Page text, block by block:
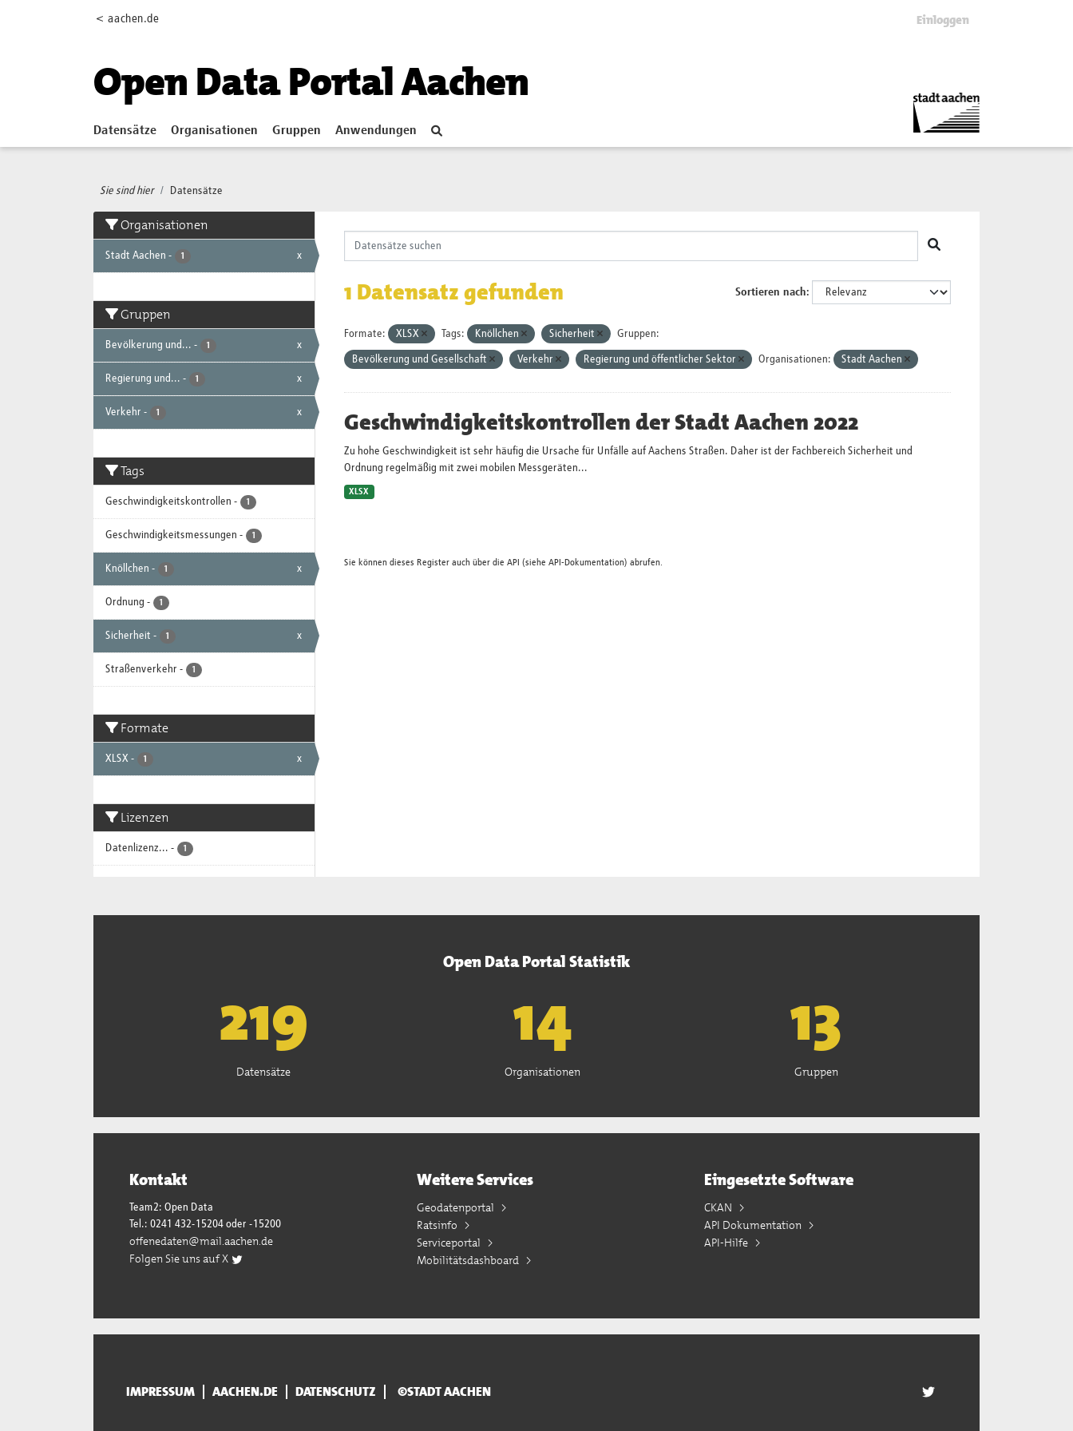
< aachen.de Einloggen
Open Data Portal Aachen
Datensätze Organisationen Gruppen Anwendungen
Sie sind hier Datensätze
Organisationen
Stadt Aachen - 1 x
Gruppen
Bevölkerung und... - 1 x
Regierung und... - 1 x
Verkehr - 1 x
Tags
Geschwindigkeitskontrollen - 1
Geschwindigkeitsmessungen - 1
Knöllchen - 1 x
Ordnung - 1
Sicherheit - 1 x
Straßenverkehr - 1
Formate
XLSX - 1 x
Lizenzen
Datenlizenz... - 1
Sortieren nach
1 Datensatz gefunden
Formate: XLSX Tags: Knöllchen Sicherheit Gruppen:
Bevölkerung und Gesellschaft Verkehr Regierung und öffentlicher Sektor Organisationen: Stadt Aachen
Geschwindigkeitskontrollen der Stadt Aachen 2022
Zu hohe Geschwindigkeit ist sehr häufig die Ursache für Unfälle auf Aachens Straßen. Daher ist der Fachbereich Sicherheit und
Ordnung regelmäßig mit zwei mobilen Messgeräten...
XLSX
Sie können dieses Register auch über die API (siehe API-Dokumentation) abrufen.
Open Data Portal Statistik
222
Datensätze
15
Organisationen
13
Gruppen
Kontakt
Team2: Open Data
Tel.: 0241 432-15204 oder -15200
offenedaten@mail.aachen.de
Folgen Sie uns auf X
Weitere Services
Geodatenportal
Ratsinfo
Serviceportal
Mobilitätsdashboard
Eingesetzte Software
CKAN
API Dokumentation
API-Hilfe
IMPRESSUM AACHEN.DE DATENSCHUTZ ©STADT AACHEN